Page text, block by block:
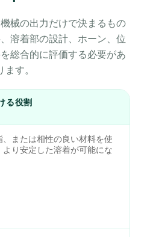
械の出力だけで決まるもの
溶着部の設計、ホーン、位
総合的に評価する必要があ
ます。
る役割
、または相性の良い材料を使
より安定した溶着が可能にな